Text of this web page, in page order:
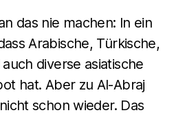
das nie machen: In ein
Arabische, Türkische,
diverse asiatische
hat. Aber zu Al-Abraj
schon wieder. Das